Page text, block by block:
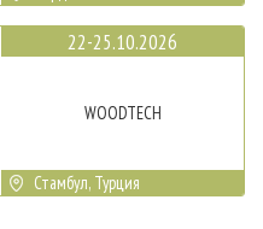
22-25.10.2026
WOODTECH
Стамбул, Турция